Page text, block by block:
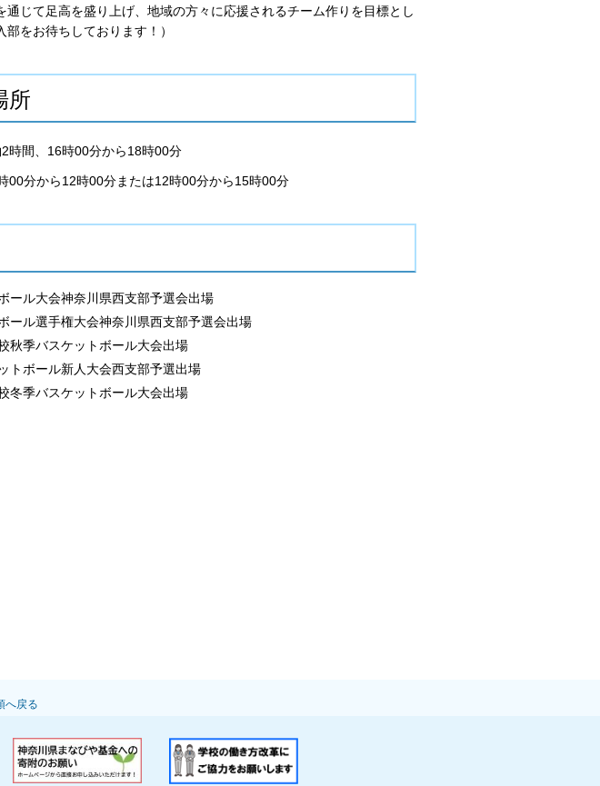
通じて足高を盛り上げ、地域の方々に応援されるチーム作りを目標とし
をお待ちしております！）
所
時間、16時00分から18時00分
00分から12時00分または12時00分から15時00分
ール大会神奈川県西支部予選会出場
ール選手権大会神奈川県西支部予選会出場
秋季バスケットボール大会出場
トボール新人大会西支部予選出場
冬季バスケットボール大会出場
へ戻る